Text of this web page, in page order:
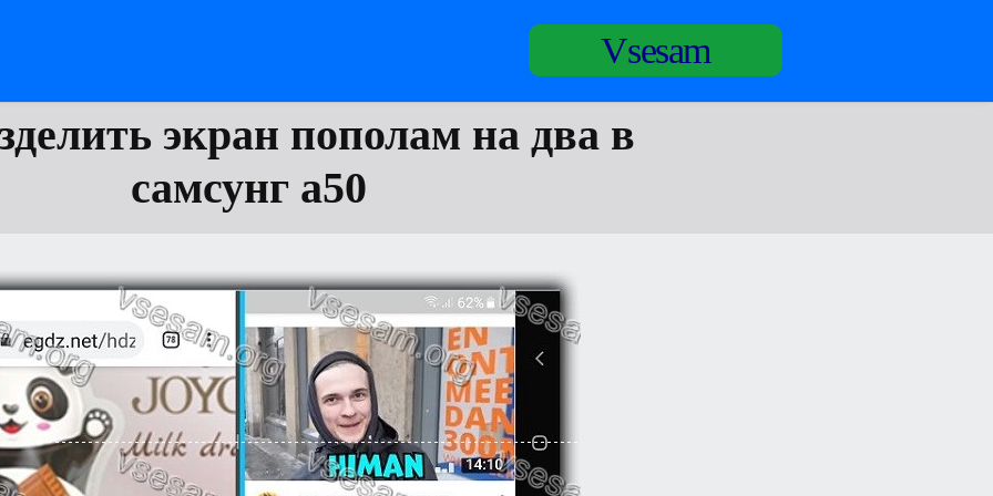
Vsesam
экран пополам на два в
самсунг а50